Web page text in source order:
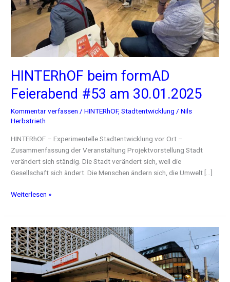
HINTERhOF beim formAD
Feierabend #53 am 30.01.2025
Kommentar verfassen /HINTERhOF,Stadtentwicklung /Nils
Herbstrieth
HINTERhOF – Experimentelle Stadtentwicklung vor Ort –
Zusammenfassung der Veranstaltung Projektvorstellung Stadt
verändert sich ständig. Die Stadt verändert sich, weil die
Gesellschaft sich ändert. Die Menschen ändern sich, die Umwelt […]
Weiterlesen »
Orte
im
Wandel
Lebensraum